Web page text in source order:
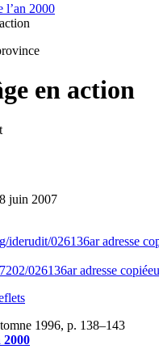
l’an 2000
en action
juin 2007
iderudit/026136aradresse
026136aradresse copiée
1996, p. 138–143
2000